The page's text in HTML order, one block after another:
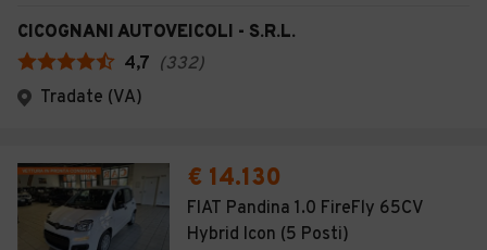
CICOGNANI AUTOVEICOLI - S.R.L.
4,7 (332)
Tradate (VA)
€ 14.130
FIAT Pandina 1.0 FireFly 65CV
Hybrid Icon (5 Posti)